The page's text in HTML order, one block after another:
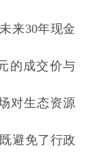
来30年现金
的成交价与
对生态资源
避免了行政